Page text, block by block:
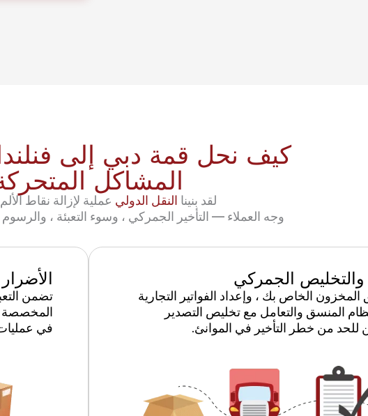
كيف نحل قمة دبي إلى
المشاكل
لقد بنينا النقل الدولي عملية لإزالة نقاط
وجه العملاء — التأخير الجمركي ، وسوء التعبئة ،
والتخليص الجمركي
المخزون الخاص بك ، وإعداد الفواتير التجارية
المنسق والتعامل مع تخليص التصدير
للحد من خطر التأخير في الموانئ.
تضمن
المخصصة
في